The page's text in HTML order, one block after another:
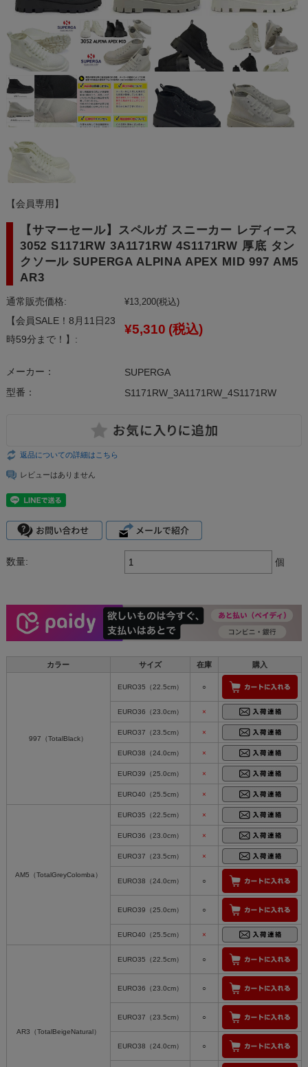
【会員専用】
【サマーセール】スペルガ スニーカー レディース
3052 S1171RW 3A1171RW 4S1171RW 厚底 タン
クソール SUPERGA ALPINA APEX MID 997 AM5
AR3
通常販売価格: ¥13,200(税込)
【会員SALE！8月11日23
時59分まで！】:
¥5,310 (税込)
メーカー：
SUPERGA
型番：
S1171RW_3A1171RW_4S1171RW
返品についての詳細はこちら
レビューはありません
数量: 個
カラー サイズ 在庫 購入
997（TotalBlack）
EURO35（22.5cm） ○
EURO36（23.0cm） ×
EURO37（23.5cm） ×
EURO38（24.0cm） ×
EURO39（25.0cm） ×
EURO40（25.5cm） ×
AM5（TotalGreyColomba）
EURO35（22.5cm） ×
EURO36（23.0cm） ×
EURO37（23.5cm） ×
EURO38（24.0cm） ○
EURO39（25.0cm） ○
EURO40（25.5cm） ×
AR3（TotalBeigeNatural）
EURO35（22.5cm） ○
EURO36（23.0cm） ○
EURO37（23.5cm） ○
EURO38（24.0cm） ○